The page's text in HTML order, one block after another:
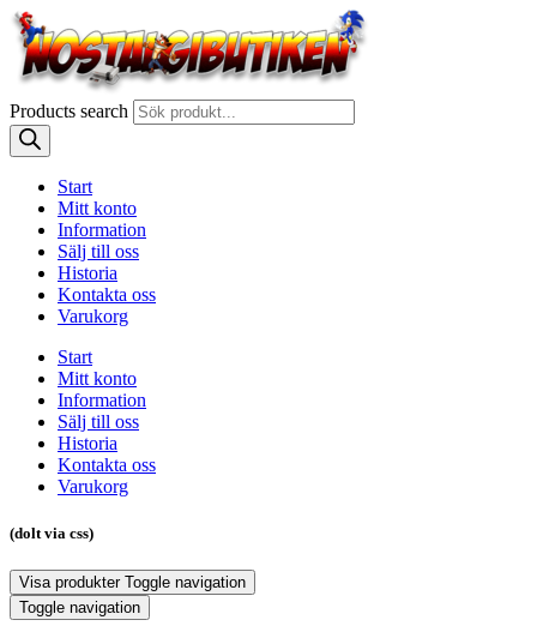
Products search
Start
Mitt konto
Information
Sälj till oss
Historia
Kontakta oss
Varukorg
Start
Mitt konto
Information
Sälj till oss
Historia
Kontakta oss
Varukorg
(dolt via css)
Visa produkter Toggle navigation
Toggle navigation